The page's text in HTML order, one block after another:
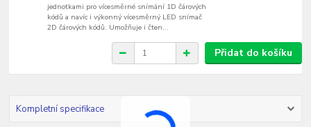
jednotkami pro vícesměrné snímání 1D čárových
kódů a navíc i výkonný vícesměrný LED snímač
2D čárových kódů. Umožňuje i čten...
Přidat do košíku
Kompletní specifikace